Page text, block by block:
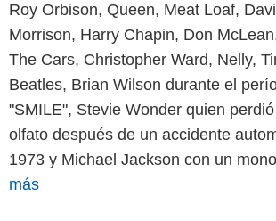
Roy Orbison, Queen, Meat Loaf,
Morrison, Harry Chapin, Don
The Cars, Christopher Ward, Nelly,
Beatles, Brian Wilson durante el
"SMILE", Stevie Wonder quien
olfato después de un accidente
1973 y Michael Jackson con un
más